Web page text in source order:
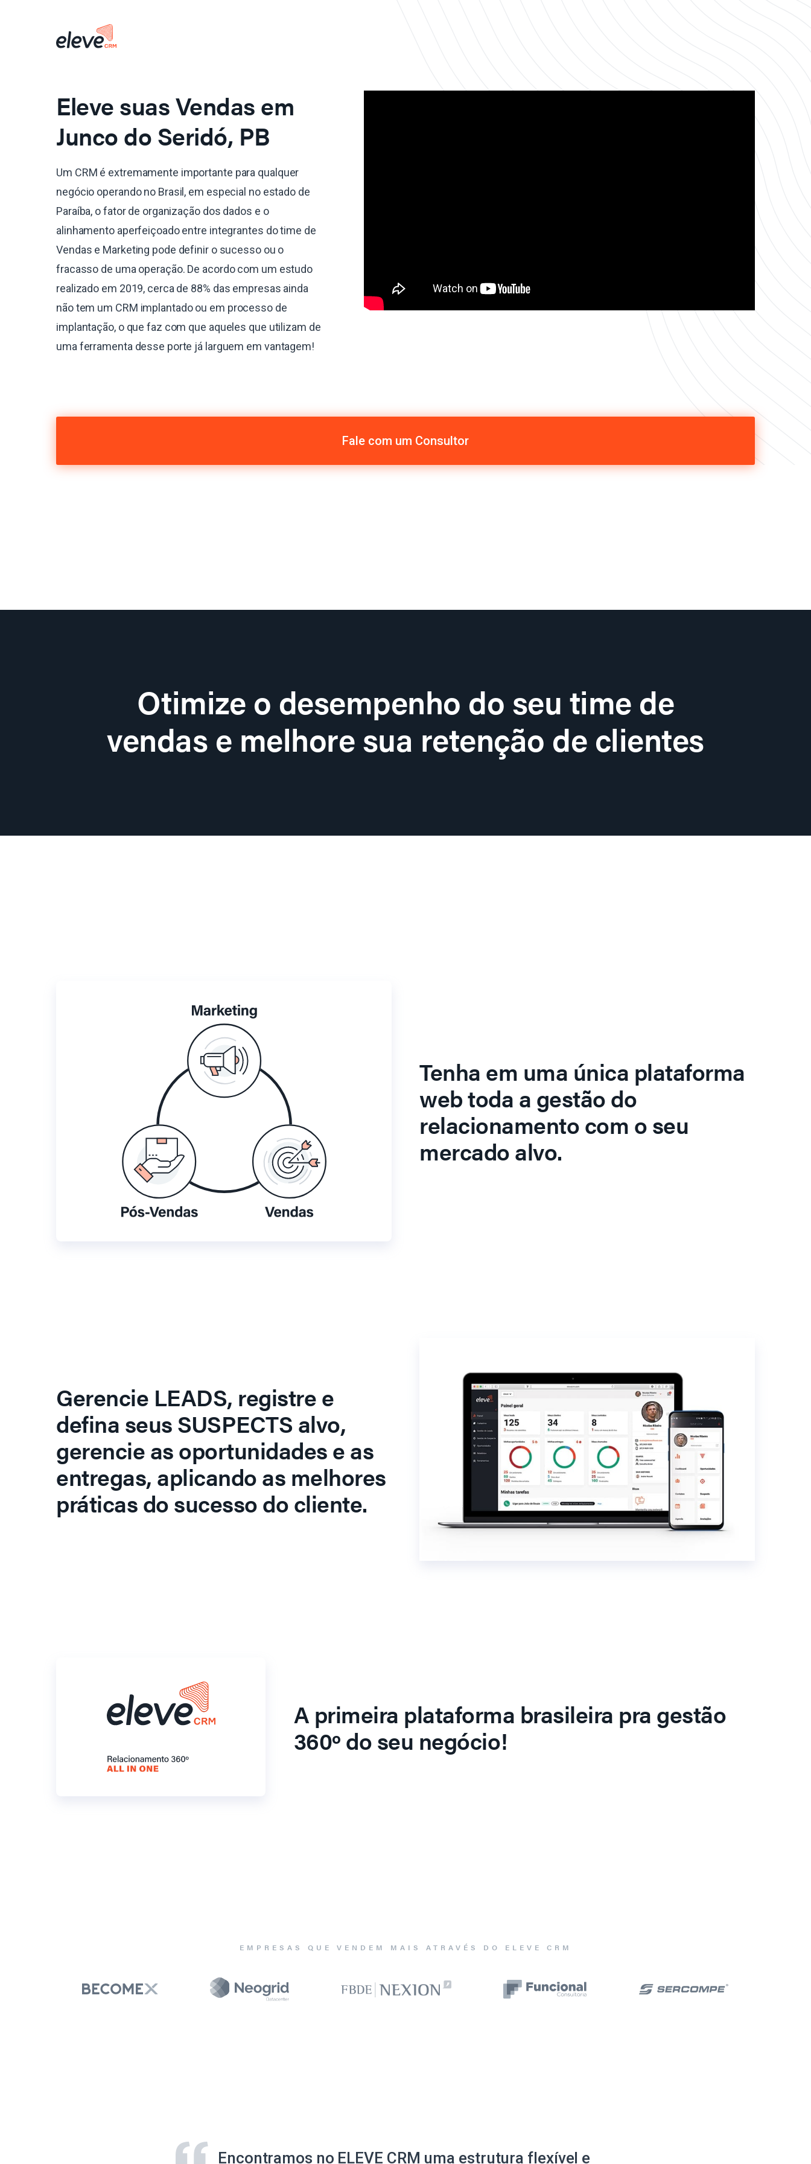
Eleve suas Vendas em
Junco do Seridó, PB
Um CRM é extremamente importante para qualquer
negócio operando no Brasil, em especial no estado de
Paraíba, o fator de organização dos dados e o
alinhamento aperfeiçoado entre integrantes do time de
Vendas e Marketing pode definir o sucesso ou o
fracasso de uma operação. De acordo com um estudo
realizado em 2019, cerca de 88% das empresas ainda
não tem um CRM implantado ou em processo de
implantação, o que faz com que aqueles que utilizam de
uma ferramenta desse porte já larguem em vantagem!
Fale com um Consultor
Otimize o desempenho do seu time de
vendas e melhore sua retenção de clientes
Tenha em uma única plataforma
web toda a gestão do
relacionamento com o seu
mercado alvo.
Gerencie LEADS, registre e
defina seus SUSPECTS alvo,
gerencie as oportunidades e as
entregas, aplicando as melhores
práticas do sucesso do cliente.
A primeira plataforma brasileira pra gestão
360º do seu negócio!
EMPRESAS QUE VENDEM MAIS ATRAVÉS DO ELEVE CRM
Encontramos no ELEVE CRM uma estrutura flexível e